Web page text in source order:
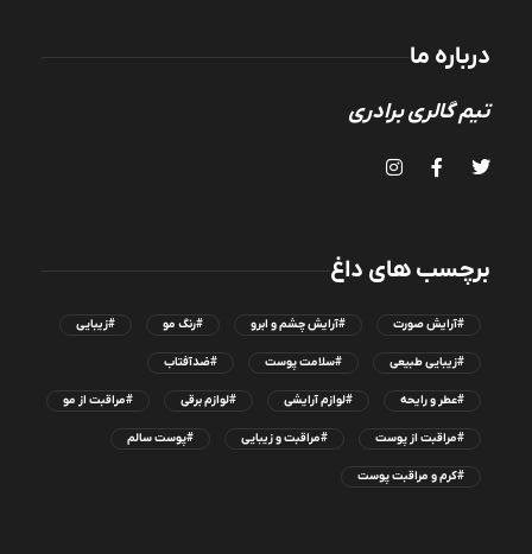
درباره ما
تیم گالری برادری
برچسب های داغ
#آرایش صورت #آرایش چشم و ابرو #رنگ مو #زیبایی
#زیبایی طبیعی #سلامت پوست #ضدآفتاب
#عطر و رایحه #لوازم آرایشی #لوازم برقی #مراقبت از مو
#مراقبت از پوست #مراقبت و زیبایی #پوست سالم
#کرم و مراقبت پوست